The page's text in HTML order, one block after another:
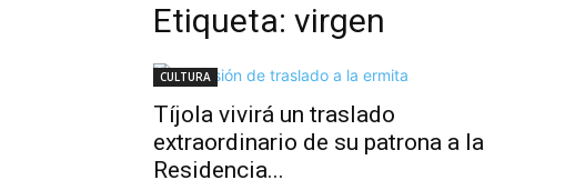
Etiqueta: virgen
CULTURA
Tíjola vivirá un traslado
extraordinario de su patrona a la
Residencia...